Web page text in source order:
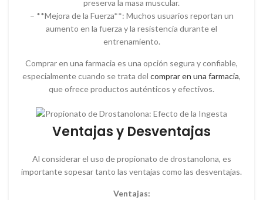
preserva la masa muscular.
– **Mejora de la Fuerza**: Muchos usuarios reportan un
aumento en la fuerza y la resistencia durante el
entrenamiento.
Comprar en una farmacia es una opción segura y confiable,
especialmente cuando se trata del comprar en una farmacia,
que ofrece productos auténticos y efectivos.
Ventajas y Desventajas
Al considerar el uso de propionato de drostanolona, es
importante sopesar tanto las ventajas como las desventajas.
Ventajas: